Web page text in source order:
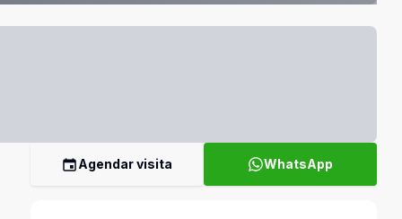
Agendar visita WhatsApp